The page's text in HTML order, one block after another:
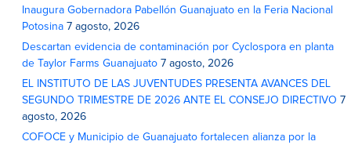
Inaugura Gobernadora Pabellón Guanajuato en la Feria Nacional
Potosina 7 agosto, 2026
Descartan evidencia de contaminación por Cyclospora en planta
de Taylor Farms Guanajuato 7 agosto, 2026
EL INSTITUTO DE LAS JUVENTUDES PRESENTA AVANCES DEL
SEGUNDO TRIMESTRE DE 2026 ANTE EL CONSEJO DIRECTIVO 7
agosto, 2026
COFOCE y Municipio de Guanajuato fortalecen alianza por la